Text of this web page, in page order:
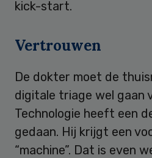
kick-start.
Vertrouwen
De dokter moet de
digitale triage wel gaan
Technologie heeft een
gedaan. Hij krijgt een
“machine”. Dat is even